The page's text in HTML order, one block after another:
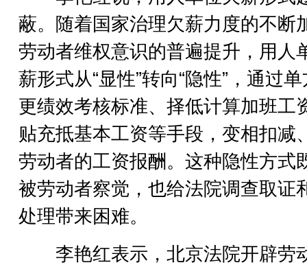
蔽。随着国家治理欠薪力度的不断
劳动者维权意识的普遍提升，用人
薪形式从“显性”转向“隐性”，通过
更绩效考核标准、择低计算加班工
贴充抵基本工资等手段，变相扣减
劳动者的工资报酬。这种隐性方式
被劳动者察觉，也给法院调查取证
处理带来困难。
李艳红表示，北京法院开辟劳